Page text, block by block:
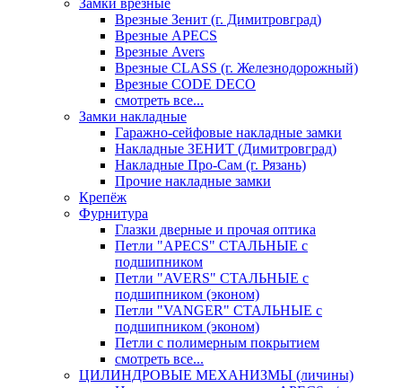
Замки врезные
Врезные Зенит (г. Димитровград)
Врезные APECS
Врезные Avers
Врезные CLASS (г. Железнодорожный)
Врезные CODE DECO
смотреть все...
Замки накладные
Гаражно-сейфовые накладные замки
Накладные ЗЕНИТ (Димитровград)
Накладные Про-Сам (г. Рязань)
Прочие накладные замки
Крепёж
Фурнитура
Глазки дверные и прочая оптика
Петли "APECS" СТАЛЬНЫЕ с
подшипником
Петли "AVERS" СТАЛЬНЫЕ с
подшипником (эконом)
Петли "VANGER" СТАЛЬНЫЕ с
подшипником (эконом)
Петли с полимерным покрытием
смотреть все...
ЦИЛИНДРОВЫЕ МЕХАНИЗМЫ (личины)